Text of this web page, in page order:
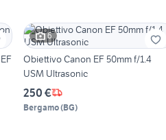
6
Obiettivo Canon EF 50mm f/1.4
USM Ultrasonic
250 €
Bergamo(BG)